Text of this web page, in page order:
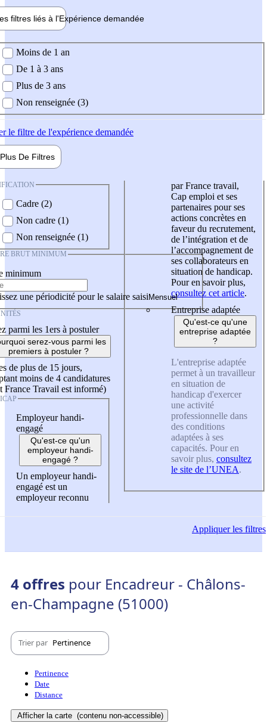
filtres liés à l'Expérience demandée
demandée
Moins de 1 an
De 1 à 3 ans
Plus de 3 ans
Non renseignée (3)
le filtre de l'expérience demandée
Plus De Filtres
Cadre (2)
Non cadre (1)
Non renseignée (1)
BRUT MINIMUM
minimum
une périodicité pour le salaire saisi
parmi les 1ers à postuler
serez-vous parmi les
premiers à postuler ?
de plus de 15 jours,
moins de 4 candidatures
France Travail est informé)
Employeur handi-
engagé
Qu'est-ce qu'un
employeur handi-
engagé ?
Un employeur handi-
engagé est un
employeur reconnu
par France travail,
Cap emploi et ses
partenaires pour ses
actions concrètes en
faveur du recrutement,
de l’intégration et de
l’accompagnement de
ses collaborateurs en
situation de handicap.
Pour en savoir plus,
consultez cet article.
Entreprise adaptée
Qu'est-ce qu'une
entreprise adaptée
?
L'entreprise adaptée
permet à un travailleur
en situation de
handicap d'exercer
une activité
professionnelle dans
des conditions
adaptées à ses
capacités. Pour en
savoir plus, consultez
le site de l’UNEA.
Appliquerles filtres
4 offres pour Encadreur - Châlons-
en-Champagne (51000)
Trier par Pertinence
Pertinence
Date
Distance
Afficher la carte (contenu non-accessible)